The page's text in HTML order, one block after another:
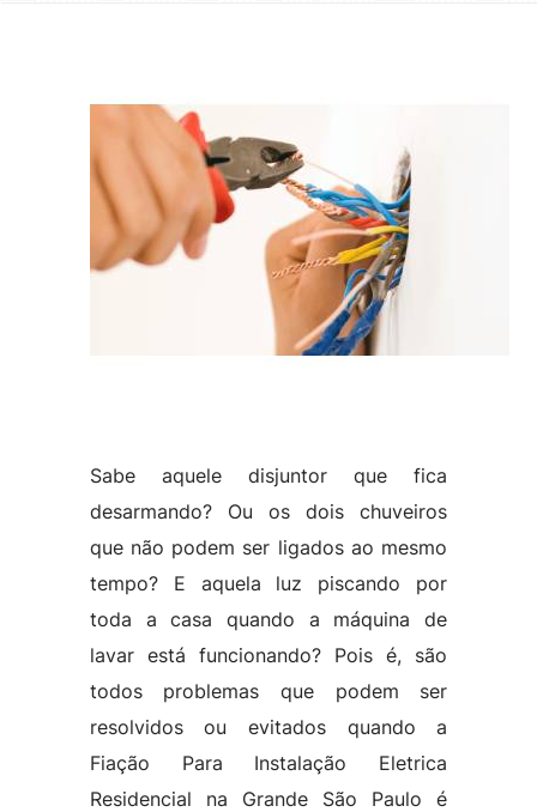
Sabe aquele disjuntor que fica
desarmando? Ou os dois chuveiros
que não podem ser ligados ao mesmo
tempo? E aquela luz piscando por
toda a casa quando a máquina de
lavar está funcionando? Pois é, são
todos problemas que podem ser
resolvidos ou evitados quando a
Fiação Para Instalação Eletrica
Residencial na Grande São Paulo é